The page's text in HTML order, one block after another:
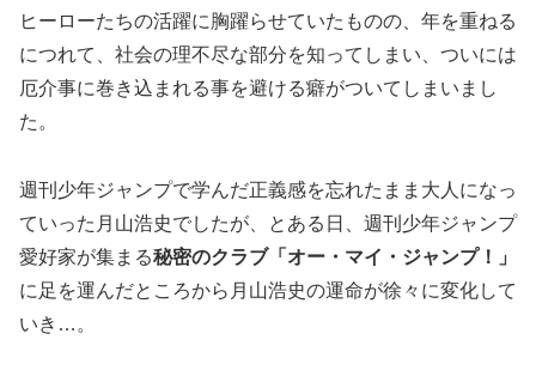
ヒーローたちの活躍に胸躍らせていたものの、年を重ねる
につれて、社会の理不尽な部分を知ってしまい、ついには
厄介事に巻き込まれる事を避ける癖がついてしまいまし
た。
週刊少年ジャンプで学んだ正義感を忘れたまま大人になっ
ていった月山浩史でしたが、とある日、週刊少年ジャンプ
愛好家が集まる秘密のクラブ「オー・マイ・ジャンプ！」
に足を運んだところから月山浩史の運命が徐々に変化して
いき…。